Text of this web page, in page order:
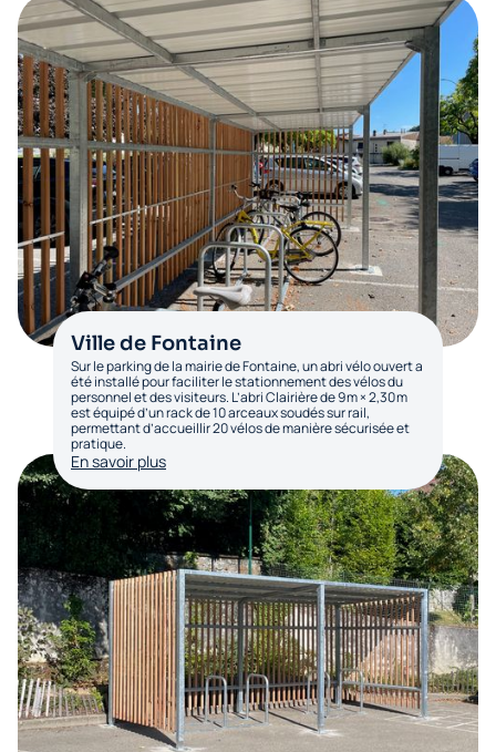
Ville de Fontaine
Sur le parking de la mairie de Fontaine, un abri vélo ouvert a
été installé pour faciliter le stationnement des vélos du
personnel et des visiteurs. L’abri Clairière de 9 m × 2,30 m
est équipé d’un rack de 10 arceaux soudés sur rail,
permettant d’accueillir 20 vélos de manière sécurisée et
pratique.
En savoir plus